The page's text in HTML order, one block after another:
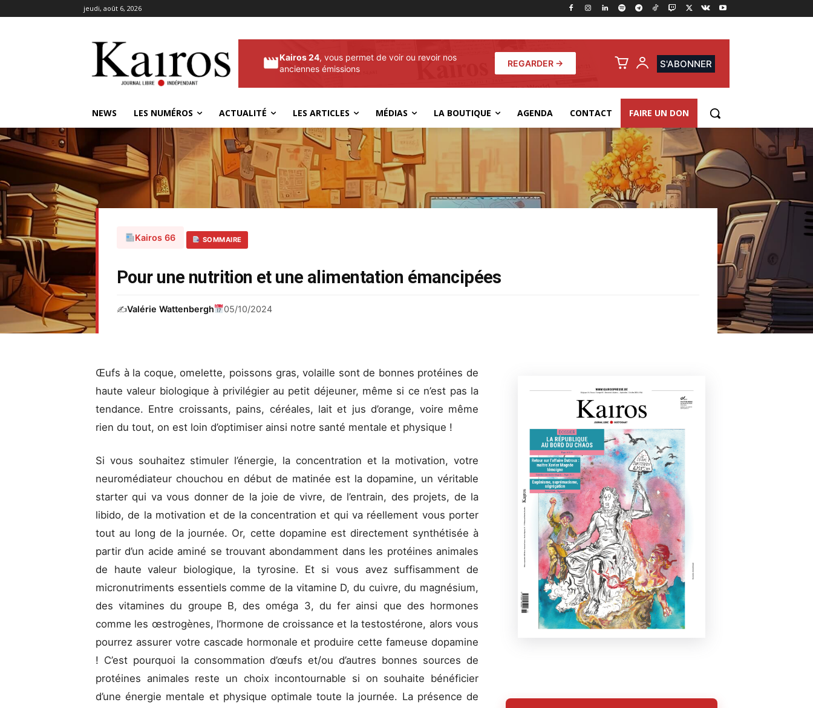
jeudi, août 6, 2026
Kairos 24, vous permet de voir ou revoir nos
anciennes émissions
REGARDER → S'ABONNER
NEWS LES NUMÉROS ACTUALITÉ LES ARTICLES MÉDIAS LA BOUTIQUE AGENDA CONTACT FAIRE UN DON
Kairos 66 SOMMAIRE
Pour une nutrition et une alimentation émancipées
✍️Valérie Wattenbergh 05/10/2024
Œufs à la coque, omelette, poissons gras, volaille sont de bonnes protéines de
haute valeur biologique à privilégier au petit déjeuner, même si ce n’est pas la
tendance. Entre croissants, pains, céréales, lait et jus d’orange, voire même
rien du tout, on est loin d’optimiser ainsi notre santé mentale et physique !
Si vous souhaitez stimuler l’énergie, la concentration et la motivation, votre
neuromédiateur chouchou en début de matinée est la dopamine, un véritable
starter qui va vous donner de la joie de vivre, de l’entrain, des projets, de la
libido, de la motivation et de la concentration et qui va réellement vous porter
tout au long de la journée. Or, cette dopamine est directement synthétisée à
partir d’un acide aminé se trouvant abondamment dans les protéines animales
de haute valeur biologique, la tyrosine. Et si vous avez suffisamment de
micronutriments essentiels comme de la vitamine D, du cuivre, du magnésium,
des vitamines du groupe B, des oméga 3, du fer ainsi que des hormones
comme les œstrogènes, l’hormone de croissance et la testostérone, alors vous
pourrez assurer votre cascade hormonale et produire cette fameuse dopamine
! C’est pourquoi la consommation d’œufs et/ou d’autres bonnes sources de
protéines animales reste un choix incontournable si on souhaite bénéficier
d’une énergie mentale et physique optimale toute la journée. La présence de